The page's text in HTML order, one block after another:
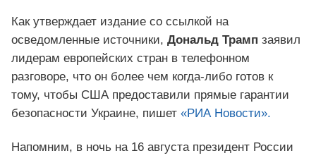
Как утверждает издание со ссылкой на
осведомленные источники, Дональд Трамп заявил
лидерам европейских стран в телефонном
разговоре, что он более чем когда-либо готов к
тому, чтобы США предоставили прямые гарантии
безопасности Украине, пишет «РИА Новости».
Напомним, в ночь на 16 августа президент России